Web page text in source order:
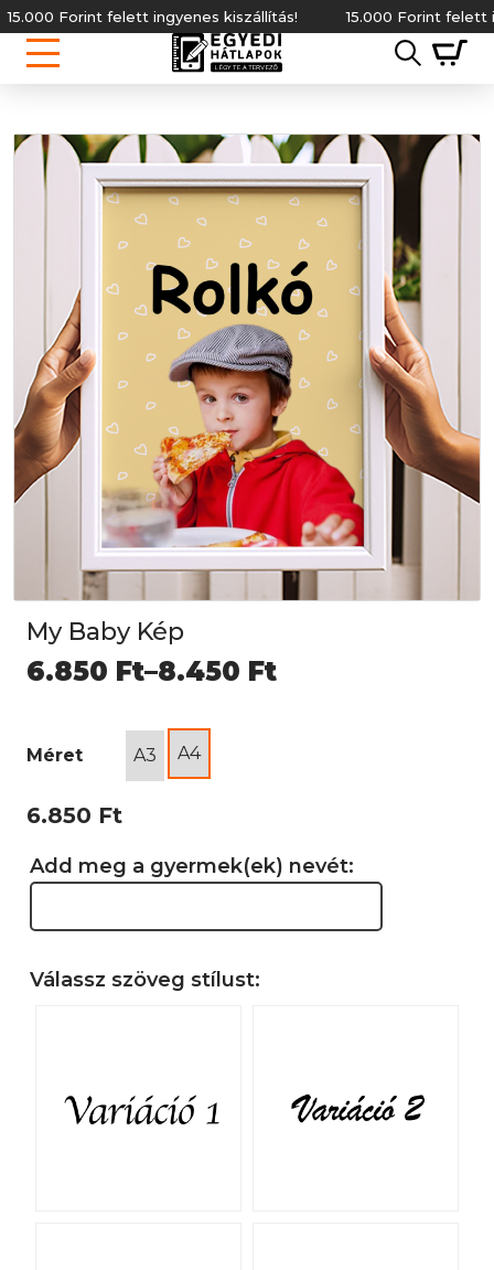
ingyenes kiszállítás! 15.000 Forint felett ingyenes
My Baby Kép
6.850 Ft–8.450 Ft
Ártartomány:
-
8.450 Ft
Méret A3 A4
6.850 Ft
Add meg a gyermek(ek) nevét:
Válassz szöveg stílust: